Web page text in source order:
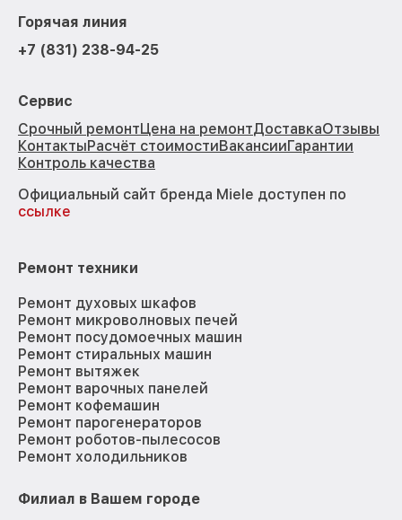
Горячая линия
+7 (831) 238-94-25
Сервис
Срочный ремонтЦена на ремонтДоставкаОтзывы
КонтактыРасчёт стоимостиВакансииГарантии
Контроль качества
Официальный сайт бренда Miele доступен по
ссылке
Ремонт техники
Ремонт духовых шкафов
Ремонт микроволновых печей
Ремонт посудомоечных машин
Ремонт стиральных машин
Ремонт вытяжек
Ремонт варочных панелей
Ремонт кофемашин
Ремонт парогенераторов
Ремонт роботов-пылесосов
Ремонт холодильников
Филиал в Вашем городе